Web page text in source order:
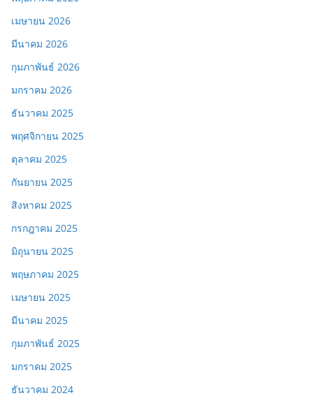
เมษายน 2026
มีนาคม 2026
กุมภาพันธ์ 2026
มกราคม 2026
ธันวาคม 2025
พฤศจิกายน 2025
ตุลาคม 2025
กันยายน 2025
สิงหาคม 2025
กรกฎาคม 2025
มิถุนายน 2025
พฤษภาคม 2025
เมษายน 2025
มีนาคม 2025
กุมภาพันธ์ 2025
มกราคม 2025
ธันวาคม 2024